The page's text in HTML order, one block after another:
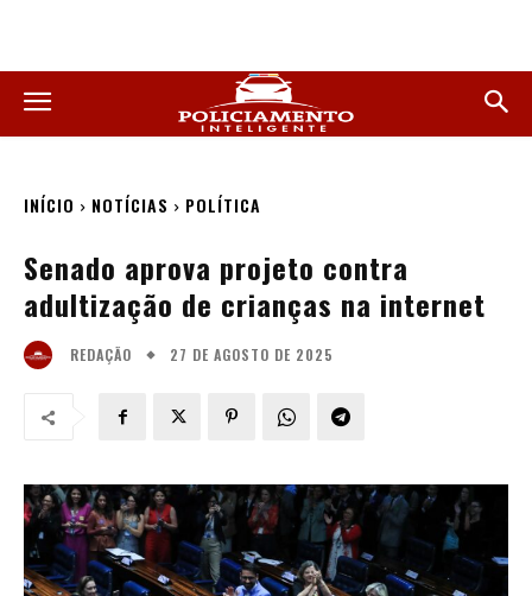
INÍCIO NOTÍCIAS POLÍTICA
Senado aprova projeto contra
adultização de crianças na internet
REDAÇÃO 27 DE AGOSTO DE 2025